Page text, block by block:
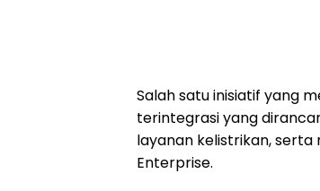
Salah satu inisiatif yang
terintegrasi yang
layanan kelistrikan, serta
Enterprise.